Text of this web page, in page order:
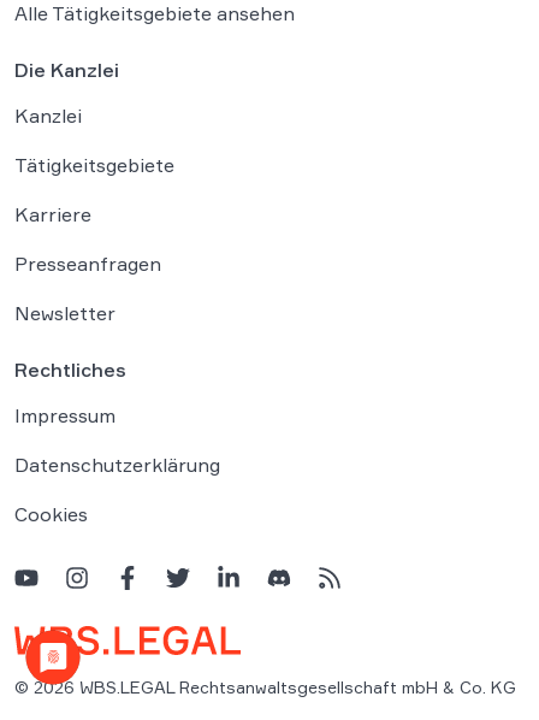
Alle Tätigkeitsgebiete ansehen
Die Kanzlei
Kanzlei
Tätigkeitsgebiete
Karriere
Presseanfragen
Newsletter
Rechtliches
Impressum
Datenschutzerklärung
Cookies
© 2026 WBS.LEGAL Rechtsanwaltsgesellschaft mbH & Co. KG